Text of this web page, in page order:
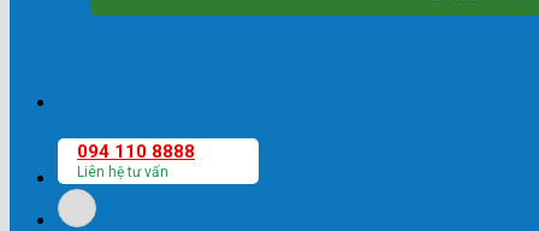
094 110 8888
Liên hệ tư vấn